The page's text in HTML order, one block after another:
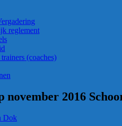
reglement
(coaches)
november 2016
Dok